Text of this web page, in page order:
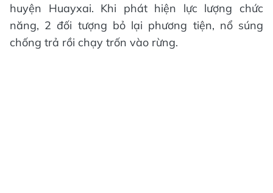
huyện Huayxai. Khi phát hiện lực lượng chức
năng, 2 đối tượng bỏ lại phương tiện, nổ súng
chống trả rồi chạy trốn vào rừng.